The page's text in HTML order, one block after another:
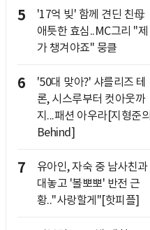
5
'17억 빚' 함께 견딘 친母
애틋한 효심..MC그리 "제
가 챙겨야죠" 뭉클
6
'50대 맞아?' 샤를리즈 테
론, 시스루부터 컷아웃까
지...패션 아우라[지형준의
Behind]
7
유아인, 자숙 중 남사친과
대놓고 '볼뽀뽀' 반전 근
황.."사랑할게"[핫피플]